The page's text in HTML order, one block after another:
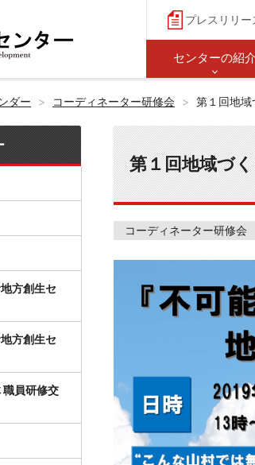
プレスリリー
センターの紹介
ダー コーディネーター研修会 第１回地域
第１回地域づ
コーディネーター研修会
方創生セ
方創生セ
職員研修交